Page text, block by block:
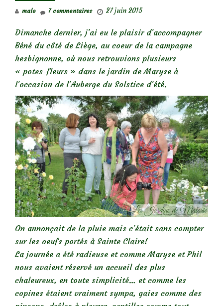
malo 27 juin 2015
7 commentaires
Dimanche dernier, j’ai eu le plaisir d’accompagner
Béné du côté de Liège, au coeur de la campagne
hesbignonne, où nous retrouvions plusieurs
« potes-fleurs » dans le jardin de Maryse à
l’occasion de l’Auberge du Solstice d’été.
On annonçait de la pluie mais c’était sans compter
sur les oeufs portés à Sainte Claire!
La journée a été radieuse et comme Maryse et Phil
nous avaient réservé un accueil des plus
chaleureux, en toute simplicité… et comme les
copines étaient vraiment sympa, gaies comme des